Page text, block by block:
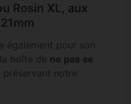
Rosin XL, aux
également pour son
boîte de ne pas se
, préservant notre